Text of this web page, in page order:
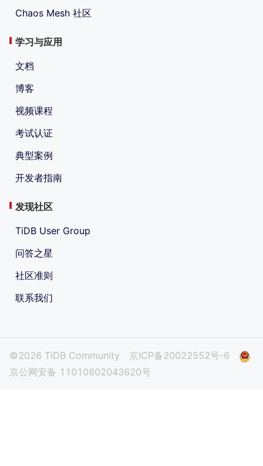
Chaos Mesh 社区
学习与应用
文档
博客
视频课程
考试认证
典型案例
开发者指南
发现社区
TiDB User Group
问答之星
社区准则
联系我们
©2026 TiDB Community
京ICP备20022552号-6
京公网安备 11010802043620号